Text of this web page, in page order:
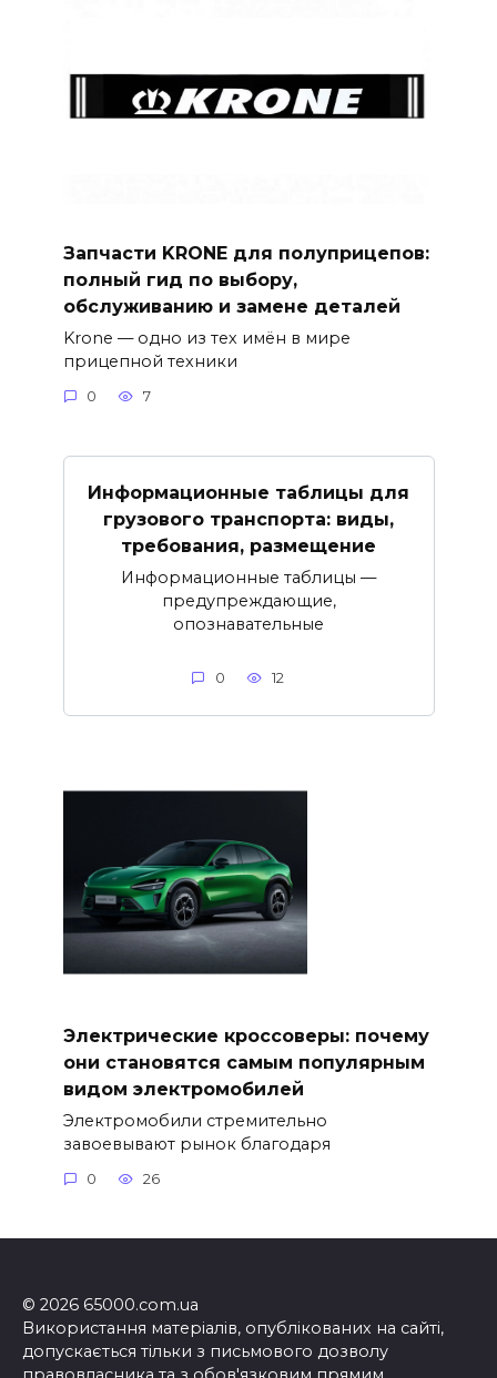
Запчасти KRONE для полуприцепов:
полный гид по выбору,
обслуживанию и замене деталей
Krone — одно из тех имён в мире
прицепной техники
0 7
Информационные таблицы для
грузового транспорта: виды,
требования, размещение
Информационные таблицы —
предупреждающие,
опознавательные
0 12
Электрические кроссоверы: почему
они становятся самым популярным
видом электромобилей
Электромобили стремительно
завоевывают рынок благодаря
0 26
© 2026 65000.com.ua
Використання матеріалів, опублікованих на сайті,
допускається тільки з письмового дозволу